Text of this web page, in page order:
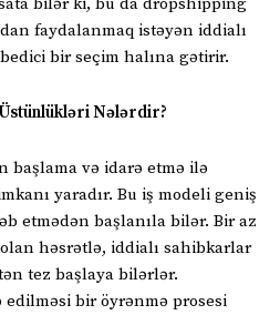
faydalanmaq istəyən iddialı
bir seçim halına gətirir.
Nələrdir?
başlama və idarə etmə ilə
yaradır. Bu iş modeli geniş
etmədən başlanıla bilər. Bir az
həsrətlə, iddialı sahibkarlar
tez başlaya bilərlər.
bir öyrənmə prosesi